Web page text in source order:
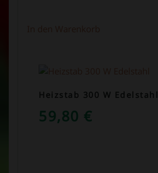
Heizstab 300 W Edelstahl
59,80 €